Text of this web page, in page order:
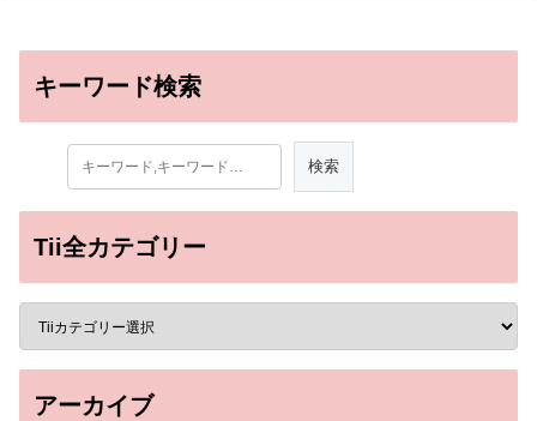
キーワード検索
Tii全カテゴリー
アーカイブ